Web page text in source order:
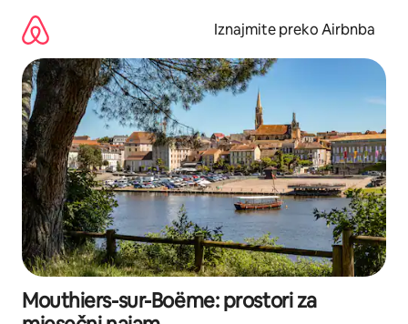
sadržaj
Iznajmite preko Airbnba
Mouthiers-sur-Boëme: prostori za